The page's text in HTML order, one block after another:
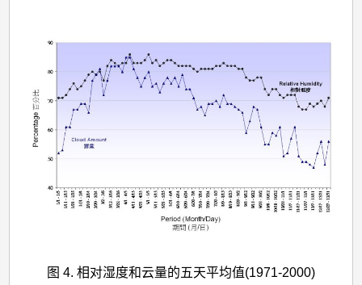
图 4. 相对湿度和云量的五天平均值(1971-2000)